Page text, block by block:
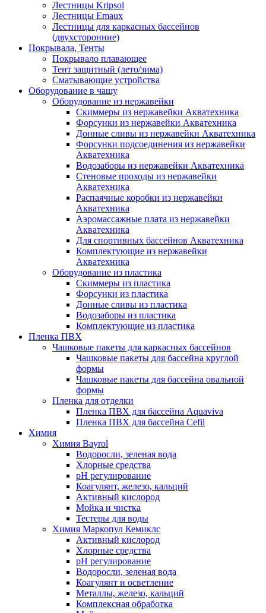
Лестницы Kripsol
Лестницы Emaux
Лестницы для каркасных бассейнов
(двухсторонние)
Покрывала, Тенты
Покрывало плавающее
Тент защитный (лето/зима)
Сматывающие устройства
Оборудование в чашу
Оборудование из нержавейки
Скиммеры из нержавейки Акватехника
Форсунки из нержавейки Акватехника
Донные сливы из нержавейки Акватехника
Форсунки подсоединения из нержавейки
Акватехника
Водозаборы из нержавейки Акватехника
Стеновые проходы из нержавейки
Акватехника
Распаячные коробки из нержавейки
Акватехника
Аэромассажные плата из нержавейки
Акватехника
Для спортивных бассейнов Акватехника
Комплектующие из нержавейки
Акватехника
Оборудование из пластика
Скиммеры из пластика
Форсунки из пластика
Донные сливы из пластика
Водозаборы из пластика
Комплектующие из пластика
Пленка ПВХ
Чашковые пакеты для каркасных бассейнов
Чашковые пакеты для бассейна круглой
формы
Чашковые пакеты для бассейна овальной
формы
Пленка для отделки
Пленка ПВХ для бассейна Aquaviva
Пленка ПВХ для бассейна Cefil
Химия
Химия Bayrol
Водоросли, зеленая вода
Хлорные средства
рН регулирование
Коагулянт, железо, кальций
Активный кислород
Мойка и чистка
Тестеры для воды
Химия Маркопул Кемиклс
Активный кислород
Хлорные средства
рН регулирование
Водоросли, зеленая вода
Коагулянт и осветление
Металлы, железо, кальций
Комплексная обработка